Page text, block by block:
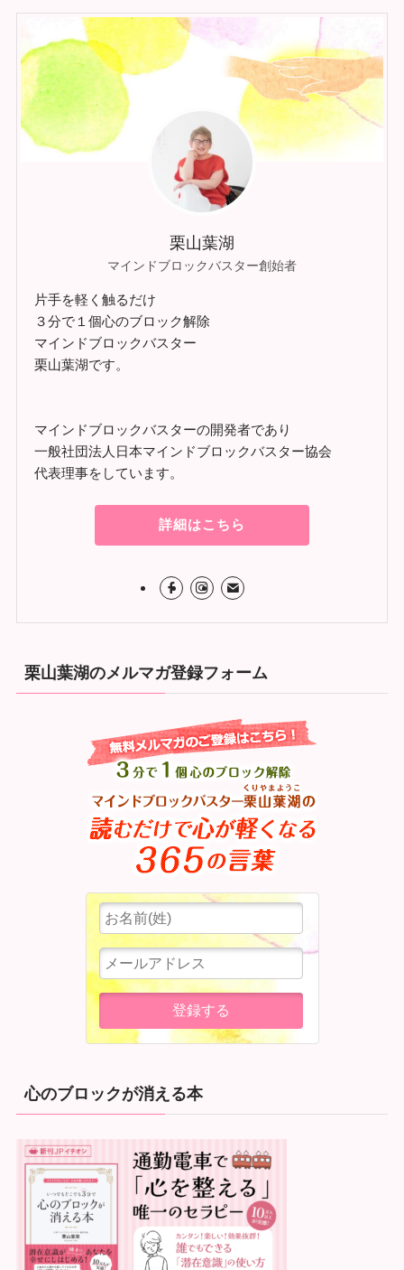
栗山葉湖
マインドブロックバスター創始者
片手を軽く触るだけ
３分で１個心のブロック解除
マインドブロックバスター
栗山葉湖です。
マインドブロックバスターの開発者であり
一般社団法人日本マインドブロックバスター協会
代表理事をしています。
詳細はこちら
栗山葉湖のメルマガ登録フォーム
心のブロックが消える本